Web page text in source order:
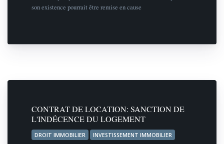
son existence pourrait être remise en cause
CONTRAT DE LOCATION: SANCTION DE
L'INDÉCENCE DU LOGEMENT
DROIT IMMOBILIER INVESTISSEMENT IMMOBILIER